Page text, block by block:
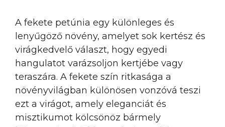
A fekete petúnia egy különleges és
lenyűgöző növény, amelyet sok kertész és
virágkedvelő választ, hogy egyedi
hangulatot varázsoljon kertjébe vagy
teraszára. A fekete szín ritkasága a
növényvilágban különösen vonzóvá teszi
ezt a virágot, amely eleganciát és
misztikumot kölcsönöz bármely